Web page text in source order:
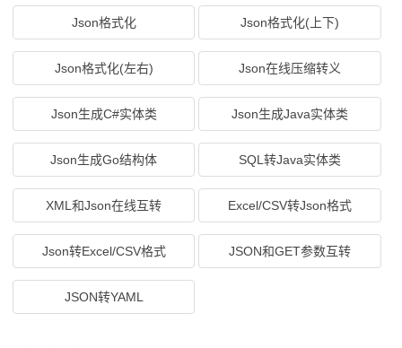
Json格式化 Json格式化(上下)
Json格式化(左右) Json在线压缩转义
Json生成C#实体类 Json生成Java实体类
Json生成Go结构体 SQL转Java实体类
XML和Json在线互转 Excel/CSV转Json格式
Json转Excel/CSV格式 JSON和GET参数互转
JSON转YAML